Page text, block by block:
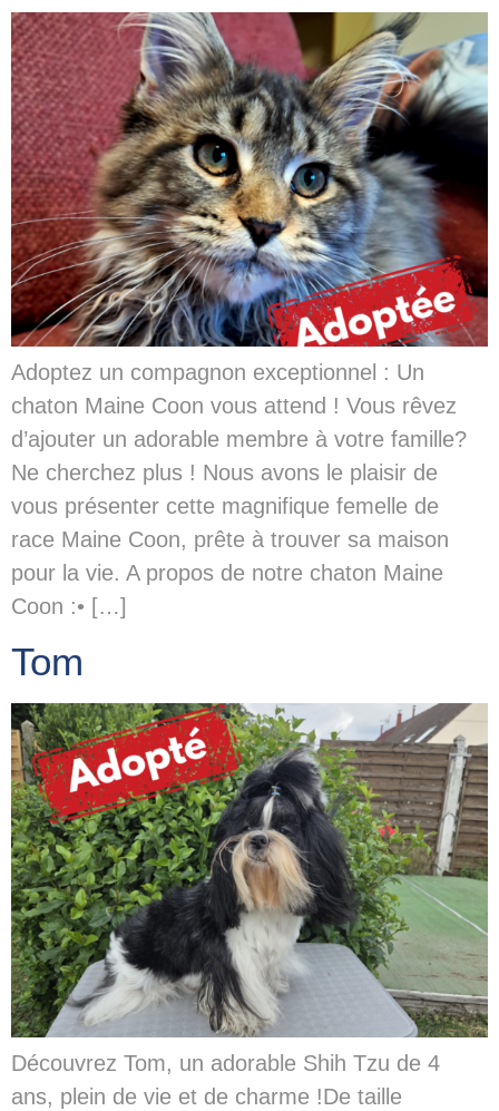
Adoptez un compagnon exceptionnel : Un
chaton Maine Coon vous attend ! Vous rêvez
d’ajouter un adorable membre à votre famille?
Ne cherchez plus ! Nous avons le plaisir de
vous présenter cette magnifique femelle de
race Maine Coon, prête à trouver sa maison
pour la vie. A propos de notre chaton Maine
Coon :• […]
Tom
Découvrez Tom, un adorable Shih Tzu de 4
ans, plein de vie et de charme !De taille